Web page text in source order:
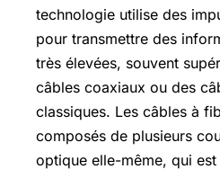
technologie utilise des
pour transmettre des
très élevées, souvent
câbles coaxiaux ou des
classiques. Les câbles à
composés de plusieurs
optique elle-même, qui